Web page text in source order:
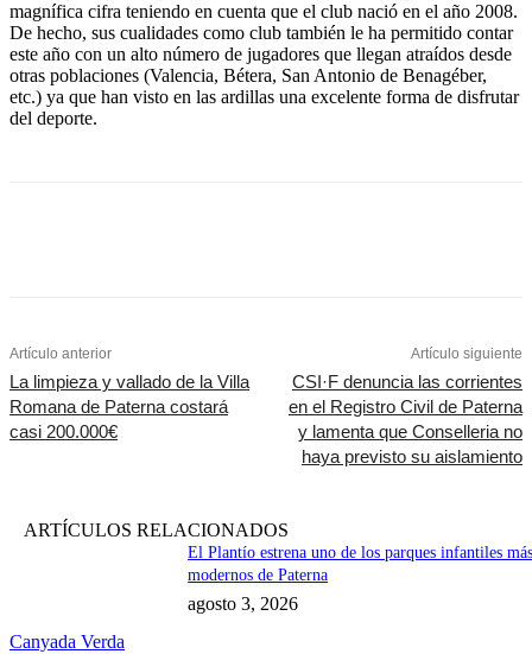
magnífica cifra teniendo en cuenta que el club nació en el año 2008.
De hecho, sus cualidades como club también le ha permitido contar
este año con un alto número de jugadores que llegan atraídos desde
otras poblaciones (Valencia, Bétera, San Antonio de Benagéber,
etc.) ya que han visto en las ardillas una excelente forma de disfrutar
del deporte.
Artículo anterior
La limpieza y vallado de la Villa
Romana de Paterna costará
casi 200.000€
Artículo siguiente
CSI·F denuncia las corrientes
en el Registro Civil de Paterna
y lamenta que Conselleria no
haya previsto su aislamiento
ARTÍCULOS RELACIONADOS
Canyada Verda
El Plantío estrena uno de los parques infantiles
modernos de Paterna
agosto 3, 2026